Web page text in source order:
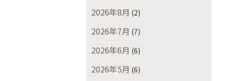
2026年8月 (2)
2026年7月 (7)
2026年6月 (6)
2026年5月 (6)